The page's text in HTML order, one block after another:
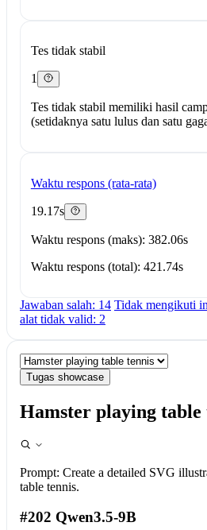
Tes tidak stabil
1
Tes tidak stabil memiliki hasil
(setidaknya satu lulus dan satu
Waktu respons (rata-rata)
19.17s
Waktu respons (maks): 382.06s
Waktu respons (total): 421.74s
Jawaban salah: 14 Tidak mengikuti
alat tidak valid: 2
Tugas showcase
Hamster playing table
Prompt: Create a detailed SVG
table tennis.
#202 Qwen3.5-9B